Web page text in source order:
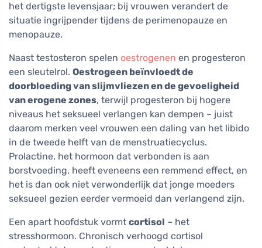
het dertigste levensjaar; bij vrouwen verandert de
situatie ingrijpender tijdens de perimenopauze en
menopauze.
Naast testosteron spelen oestrogenen en progesteron
een sleutelrol. Oestrogeen beïnvloedt de
doorbloeding van slijmvliezen en de gevoeligheid
van erogene zones, terwijl progesteron bij hogere
niveaus het seksueel verlangen kan dempen – juist
daarom merken veel vrouwen een daling van het libido
in de tweede helft van de menstruatiecyclus.
Prolactine, het hormoon dat verbonden is aan
borstvoeding, heeft eveneens een remmend effect, en
het is dan ook niet verwonderlijk dat jonge moeders
seksueel gezien eerder vermoeid dan verlangend zijn.
Een apart hoofdstuk vormt cortisol – het
stresshormoon. Chronisch verhoogd cortisol